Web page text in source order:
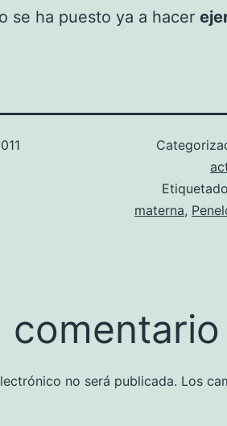
se ha puesto ya a hacer
materna,
comentario
no será publicada. Los